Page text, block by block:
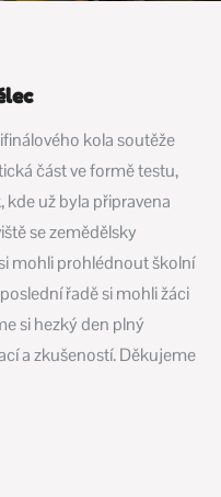
kola soutěže
část ve formě testu,
kde už byla připravena
se zemědělsky
mohli prohlédnout školní
řadě si mohli žáci
si hezký den plný
a zkušeností. Děkujeme